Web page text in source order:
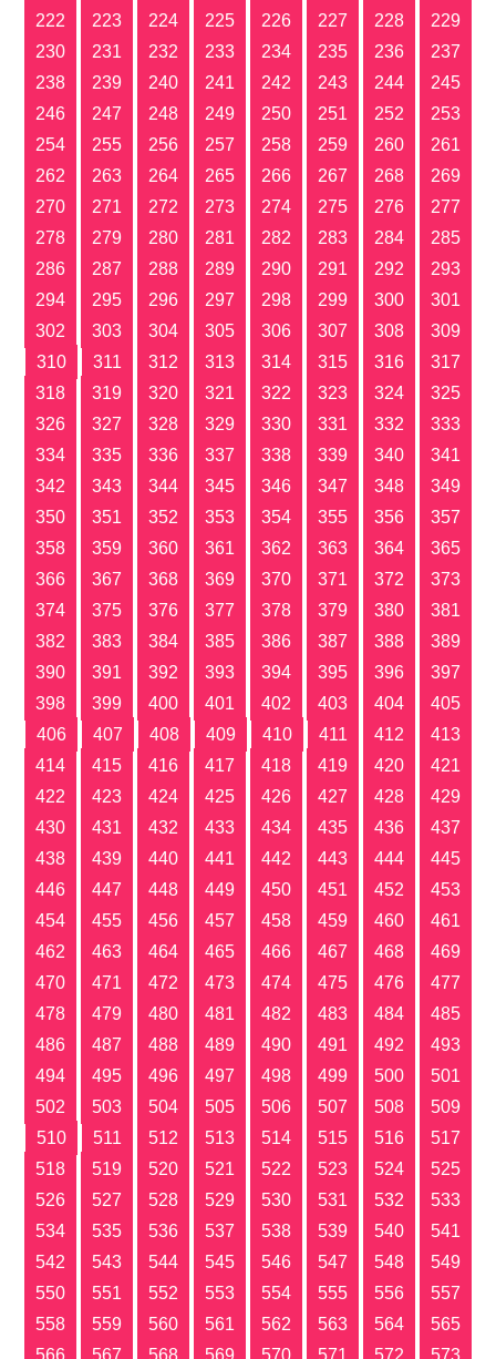
222
223 224 225 226 227 228
229
230
231 232 233 234 235 236
237
238
239 240 241 242 243 244
245
246
247 248 249 250 251 252
253
254
255 256 257 258 259 260
261
262
263 264 265 266 267 268
269
270
271 272 273 274 275 276
277
278
279 280 281 282 283 284
285
286
287 288 289 290 291 292
293
294
295 296 297 298 299 300
301
302
303 304 305 306 307 308
309
310
311 312 313 314 315 316
317
318
319 320 321 322 323 324
325
326
327 328 329 330 331 332
333
334
335 336 337 338 339 340
341
342
343 344 345 346 347 348
349
350
351 352 353 354 355 356
357
358
359 360 361 362 363 364
365
366
367 368 369 370 371 372
373
374
375 376 377 378 379 380
381
382
383 384 385 386 387 388
389
390
391 392 393 394 395 396
397
398
399 400 401 402 403 404
405
406
407 408 409 410 411 412
413
414
415 416 417 418 419 420
421
422
423 424 425 426 427 428
429
430
431 432 433 434 435 436
437
438
439 440 441 442 443 444
445
446
447 448 449 450 451 452
453
454
455 456 457 458 459 460
461
462
463 464 465 466 467 468
469
470
471 472 473 474 475 476
477
478
479 480 481 482 483 484
485
486
487 488 489 490 491 492
493
494
495 496 497 498 499 500
501
502
503 504 505 506 507 508
509
510
511 512 513 514 515 516
517
518
519 520 521 522 523 524
525
526
527 528 529 530 531 532
533
534
535 536 537 538 539 540
541
542
543 544 545 546 547 548
549
550
551 552 553 554 555 556
557
558
559 560 561 562 563 564
565
566
567 568 569 570 571 572 573